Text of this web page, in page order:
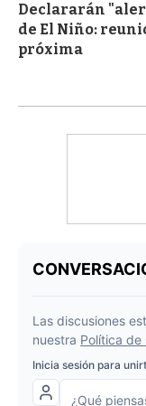
Declararán
de El Niño:
próxima